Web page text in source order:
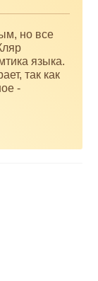
но все
языка.
так как
-